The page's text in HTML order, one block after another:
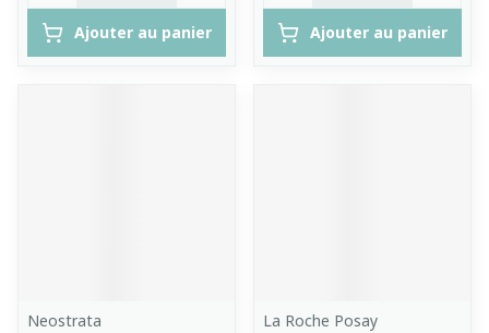
Ajouter au panier Ajouter au panier
Neostrata
La Roche Posay